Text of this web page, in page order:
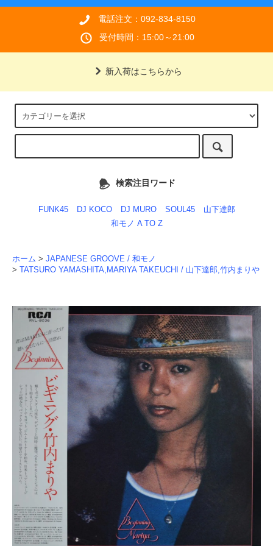
電話注文：092-834-8150
受付時間：15:00～21:00
新入荷はこちらから
検索注目ワード
FUNK45 DJ KOCO DJ MURO SOUL45
山下達郎
和モノ A TO Z
ホーム > JAPANESE GROOVE / 和モノ
> TATSURO YAMASHITA,MARIYA TAKEUCHI / 山下達郎,竹内まりや